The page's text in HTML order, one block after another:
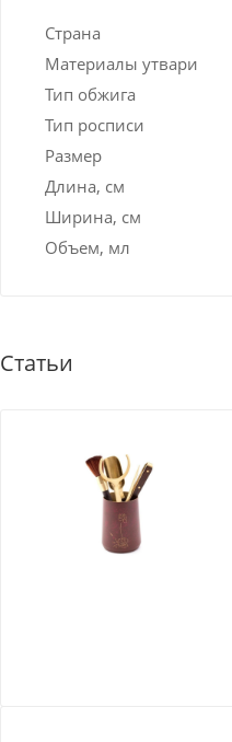
Страна
Материалы утвари
Тип обжига
Тип росписи
Размер
Длина, см
Ширина, см
Объем, мл
Статьи